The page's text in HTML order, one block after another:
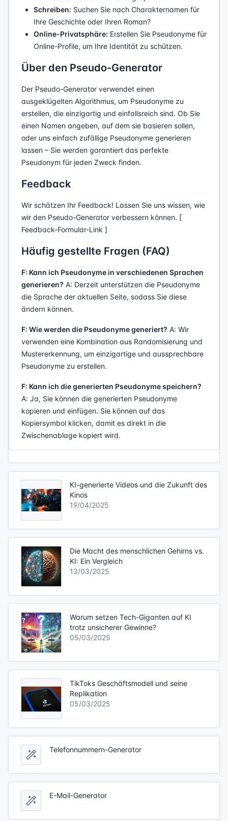
Schreiben: Suchen Sie nach Charakternamen für
Ihre Geschichte oder Ihren Roman?
Online-Privatsphäre: Erstellen Sie Pseudonyme für
Online-Profile, um Ihre Identität zu schützen.
Über den Pseudo-Generator
Der Pseudo-Generator verwendet einen
ausgeklügelten Algorithmus, um Pseudonyme zu
erstellen, die einzigartig und einfallsreich sind. Ob Sie
einen Namen angeben, auf dem sie basieren sollen,
oder uns einfach zufällige Pseudonyme generieren
lassen – Sie werden garantiert das perfekte
Pseudonym für jeden Zweck finden.
Feedback
Wir schätzen Ihr Feedback! Lassen Sie uns wissen, wie
wir den Pseudo-Generator verbessern können. [
Feedback-Formular-Link ]
Häufig gestellte Fragen (FAQ)
F: Kann ich Pseudonyme in verschiedenen Sprachen
generieren? A: Derzeit unterstützen die Pseudonyme
die Sprache der aktuellen Seite, sodass Sie diese
ändern können.
F: Wie werden die Pseudonyme generiert? A: Wir
verwenden eine Kombination aus Randomisierung und
Mustererkennung, um einzigartige und aussprechbare
Pseudonyme zu erstellen.
F: Kann ich die generierten Pseudonyme speichern?
A: Ja, Sie können die generierten Pseudonyme
kopieren und einfügen. Sie können auf das
Kopiersymbol klicken, damit es direkt in die
Zwischenablage kopiert wird.
KI-generierte Videos und die Zukunft des
Kinos
19/04/2025
Die Macht des menschlichen Gehirns vs.
KI: Ein Vergleich
13/03/2025
Warum setzen Tech-Giganten auf KI
trotz unsicherer Gewinne?
05/03/2025
TikToks Geschäftsmodell und seine
Replikation
05/03/2025
Telefonnummern-Generator
E-Mail-Generator